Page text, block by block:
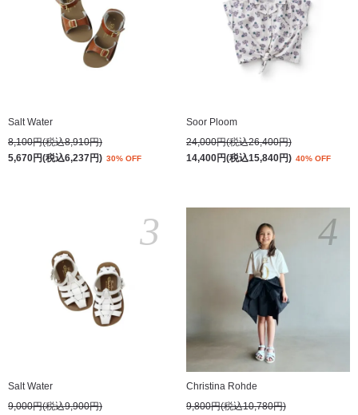
Salt Water
8,100円(税込8,910円)
5,670円(税込6,237円) 30% OFF
Soor Ploom
24,000円(税込26,400円)
14,400円(税込15,840円) 40% OFF
Salt Water
9,000円(税込9,900円)
3
Christina Rohde
9,800円(税込10,780円)
4